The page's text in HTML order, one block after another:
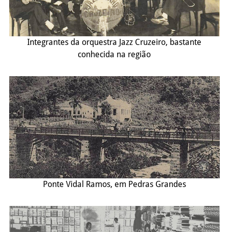
Integrantes da orquestra Jazz Cruzeiro, bastante
conhecida na região
Ponte Vidal Ramos, em Pedras Grandes